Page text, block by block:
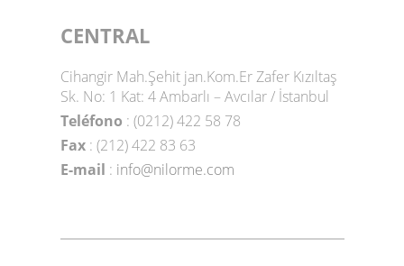
CENTRAL
Cihangir Mah.Şehit jan.Kom.Er Zafer Kızıltaş
Sk. No: 1 Kat: 4 Ambarlı – Avcılar / İstanbul
Teléfono : (0212) 422 58 78
Fax: (212) 422 83 63
E-mail : info@nilorme.com